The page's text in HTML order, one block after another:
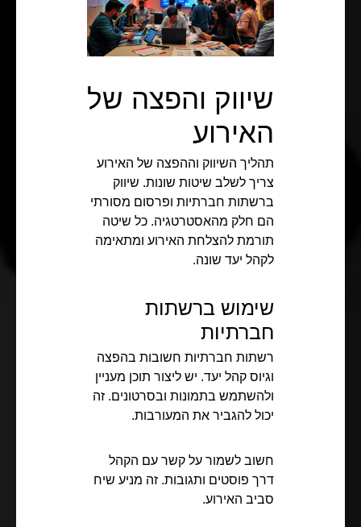
שיווק והפצה של
האירוע
תהליך השיווק וההפצה של האירוע
צריך לשלב שיטות שונות. שיווק
ברשתות חברתיות ופרסום מסורתי
הם חלק מהאסטרטגיה. כל שיטה
תורמת להצלחת האירוע ומתאימה
לקהל יעד שונה.
שימוש ברשתות
חברתיות
רשתות חברתיות חשובות בהפצה
וגיוס קהל יעד. יש ליצור תוכן מעניין
ולהשתמש בתמונות ובסרטונים. זה
יכול להגביר את המעורבות.
חשוב לשמור על קשר עם הקהל
דרך פוסטים ותגובות. זה מניע שיח
סביב האירוע.